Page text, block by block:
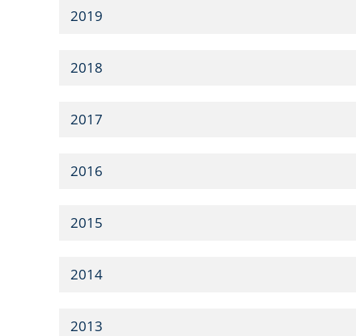
2019
2018
2017
2016
2015
2014
2013